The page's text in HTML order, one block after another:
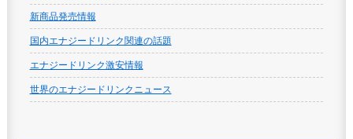
新商品発売情報
国内エナジードリンク関連の話題
エナジードリンク激安情報
世界のエナジードリンクニュース